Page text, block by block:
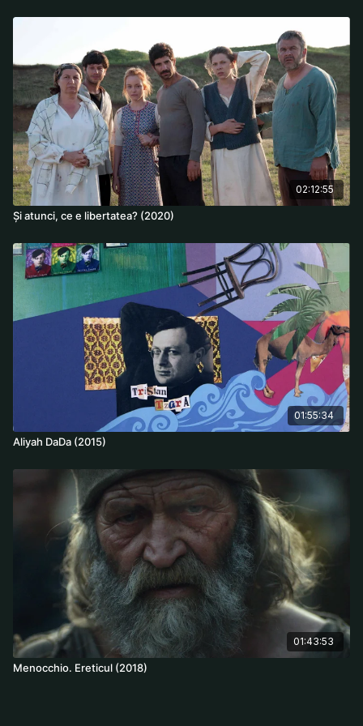
Andreea Cristina Borțun
*Proiect finanțat în cadrul Investiției I7, C11 din Planul Național
de Redresare și Reziliență. Conținutul acestui material nu
reprezintă în mod obligatoriu poziția oficială a Uniunii
Europene sau a Guvernului României.
PNRR: FONDURI PENTRU ROMÂNIA MODERNĂ ȘI REFORMATĂ!
02:12:55
Și atunci, ce e libertatea? (2020)
01:55:34
Aliyah DaDa (2015)
01:43:53
Menocchio. Ereticul (2018)